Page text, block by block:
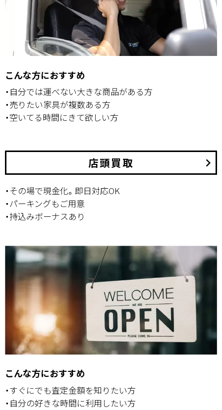
こんな方におすすめ
・自分では運べない大きな商品がある方
・売りたい家具が複数ある方
・空いてる時間にきて欲しい方
店頭買取 keyboard_arrow_right
・その場で現金化。即日対応OK
・パーキングもご用意
・持込みボーナスあり
こんな方におすすめ
・すぐにでも査定金額を知りたい方
・自分の好きな時間に利用したい方